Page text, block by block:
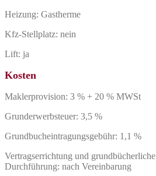
Heizung: Gastherme
Kfz-Stellplatz: nein
Lift: ja
Kosten
Maklerprovision: 3 % + 20 % MWSt
Grunderwerbsteuer: 3,5 %
Grundbucheintragungsgebühr: 1,1 %
Vertragserrichtung und grundbücherliche
Durchführung: nach Vereinbarung